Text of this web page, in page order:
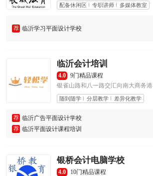
配备休闲区 专职讲师 多媒体教室
荐 临沂学习平面设计学校
临沂会计培训
4.0
9门精品课程
银雀山路和八一路交汇向南大商务港
随到随学 分层教学 差异化教学
荐 临沂广告平面设计学校
荐 临沂平面设计课程培训
银桥会计电脑学校
4.0
10门精品课程